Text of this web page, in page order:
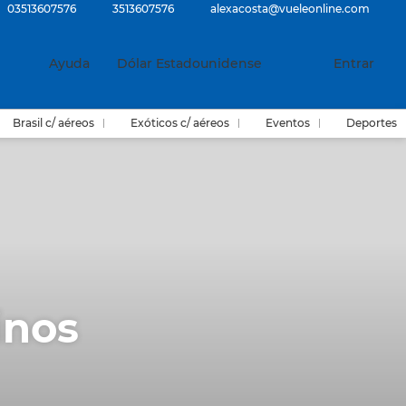
03513607576 3513607576 alexacosta@vueleonline.com
Ayuda Dólar Estadounidense Entrar
Brasil c/ aéreos Exóticos c/ aéreos Eventos Deportes